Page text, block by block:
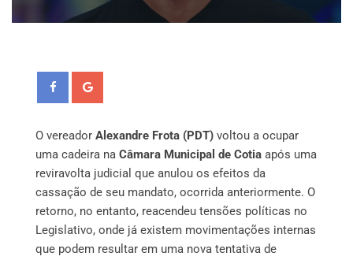
O vereador Alexandre Frota (PDT) voltou a ocupar
uma cadeira na Câmara Municipal de Cotia após uma
reviravolta judicial que anulou os efeitos da
cassação de seu mandato, ocorrida anteriormente. O
retorno, no entanto, reacendeu tensões políticas no
Legislativo, onde já existem movimentações internas
que podem resultar em uma nova tentativa de